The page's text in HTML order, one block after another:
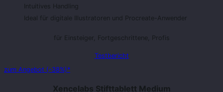
Intuitives Handling
Ideal für digitale Illustratoren und Procreate-Anwender
für Einsteiger, Fortgeschrittene, Profis
Testbericht
zum Angebot (-38%)*
Xencelabs Stifttablett Medium